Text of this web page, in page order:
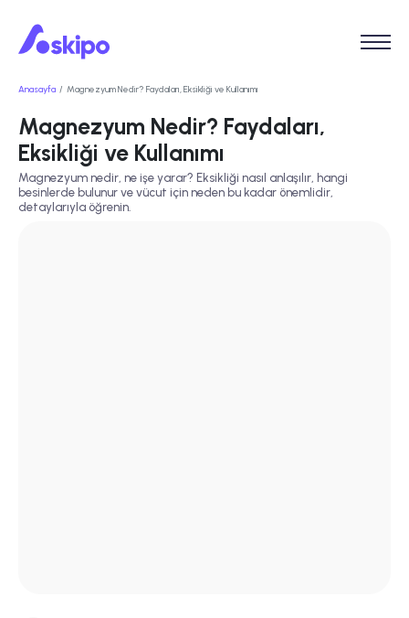
Anasayfa Magnezyum Nedir? Faydaları, Eksikliği ve Kullanımı
Magnezyum Nedir? Faydaları,
Eksikliği ve Kullanımı
Magnezyum nedir, ne işe yarar? Eksikliği nasıl anlaşılır, hangi
besinlerde bulunur ve vücut için neden bu kadar önemlidir,
detaylarıyla öğrenin.